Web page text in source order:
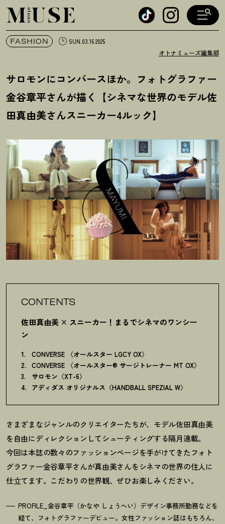
オトナミューズ ウェブ
FASHION SUN.03.16 2025
オトナミューズ編集部
サロモンにコンバースほか。フォトグラファー
金谷章平さんが描く【シネマな世界のモデル佐
田真由美さんスニーカー4ルック】
CONTENTS
佐田真由美 × スニーカー ！ まるでシネマのワンシー
ン
CONVERSE 〈オールスター LGCY OX〉
CONVERSE 〈オールスター® サージトレーナー MT OX〉
サロモン〈XT-6〉
アディダス オリジナルス〈HANDBALL SPEZIAL W〉
さまざまなジャンルのクリエイターたちが、モデル佐田真由美
を自由にディレクションしてシューティングする隔月連載。
今回は本誌の数々のファッションページを手がけてきたフォト
グラファー金谷章平さんが真由美さんをシネマの世界の住人に
仕立てます。こだわりの世界観、ぜひお楽しみください。
PROFILE_金谷章平（かなや しょうへい）デザイン事務所勤務などを
経て、フォトグラファーデビュー。女性ファッション誌はもちろん、